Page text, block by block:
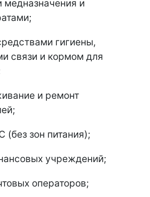
медназначения и
гигиены,
связи и кормом для
и ремонт
(без зон питания);
учреждений;
операторов;